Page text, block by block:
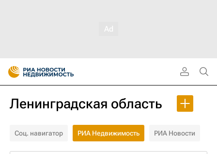
Ленинградская область
Соц. навигатор РИА Недвижимость РИА Новости